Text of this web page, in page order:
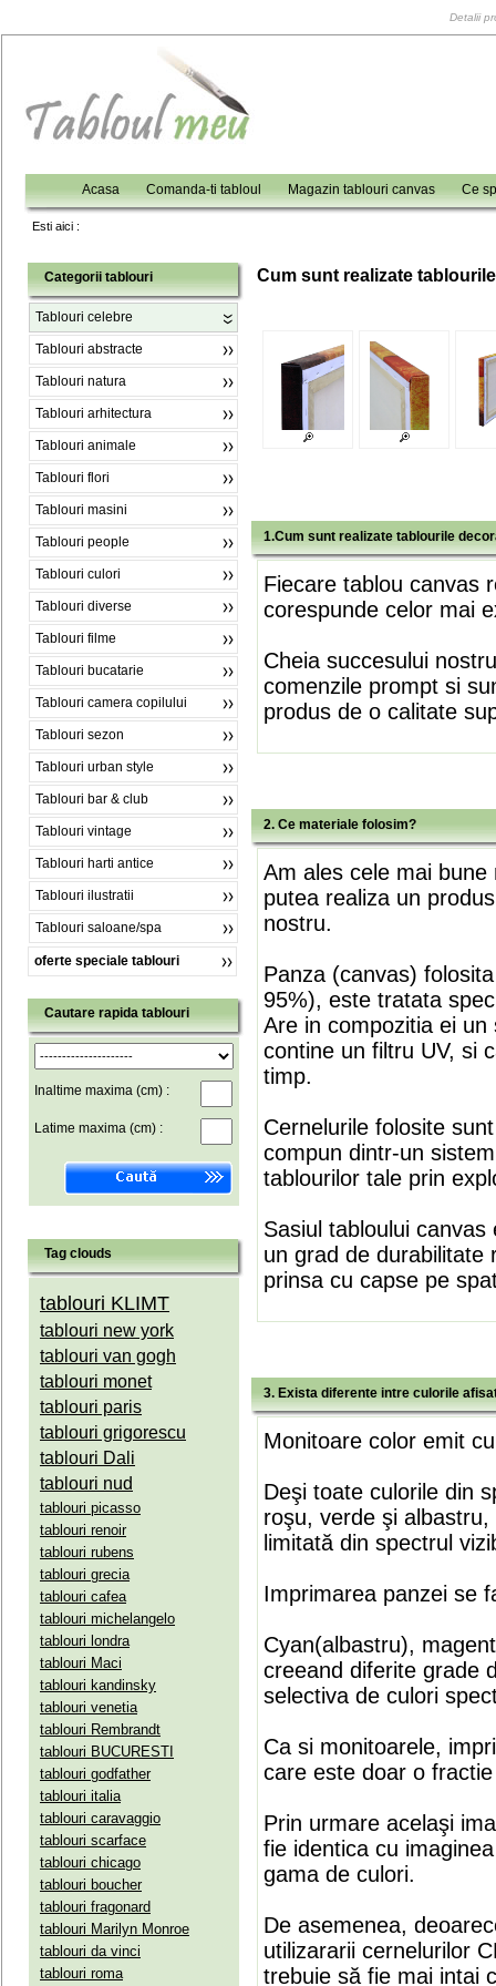
Detalii
Acasa Comanda-ti tabloul Magazin tablouri canvas Ce
Esti aici :
Categorii tablouri
Tablouri celebre
Tablouri abstracte
Tablouri natura
Tablouri arhitectura
Tablouri animale
Tablouri flori
Tablouri masini
Tablouri people
Tablouri culori
Tablouri diverse
Tablouri filme
Tablouri bucatarie
Tablouri camera copilului
Tablouri sezon
Tablouri urban style
Tablouri bar & club
Tablouri vintage
Tablouri harti antice
Tablouri ilustratii
Tablouri saloane/spa
oferte speciale tablouri
Cautare rapida tablouri
Inaltime maxima (cm) :
Latime maxima (cm) :
Tag clouds
tablouri KLIMT
tablouri new york
tablouri van gogh
tablouri monet
tablouri paris
tablouri grigorescu
tablouri Dali
tablouri nud
tablouri picasso
tablouri renoir
tablouri rubens
tablouri grecia
tablouri cafea
tablouri michelangelo
tablouri londra
tablouri Maci
tablouri kandinsky
tablouri venetia
tablouri Rembrandt
tablouri BUCURESTI
tablouri godfather
tablouri italia
tablouri caravaggio
tablouri scarface
tablouri chicago
tablouri boucher
tablouri fragonard
tablouri Marilyn Monroe
tablouri da vinci
tablouri roma
Cum sunt realizate
1.Cum sunt realizate tablourile
Fiecare tablou canvas
corespunde celor mai
Cheia succesului
comenzile prompt si
produs de o calitate
2. Ce materiale folosim?
Am ales cele mai
putea realiza un
nostru.
Panza (canvas)
95%), este tratata
Are in compozitia ei
contine un filtru UV, si
timp.
Cernelurile folosite
compun dintr-un
tablourilor tale prin
Sasiul tabloului
un grad de durabilitate
prinsa cu capse pe
3. Exista diferente intre culorile
Monitoare color emit
Deşi toate culorile din
roşu, verde şi
limitată din spectrul
Imprimarea panzei se
Cyan(albastru),
creeand diferite grade
selectiva de culori
Ca si monitoarele,
care este doar o
Prin urmare acelaşi
fie identica cu
gama de culori.
De asemenea,
utilizararii cernelurilor
trebuie să fie mai intai